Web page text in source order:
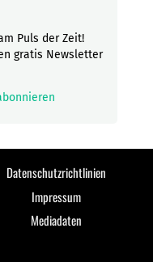
Puls der Zeit!
gratis Newsletter
Datenschutzrichtlinien
Impressum
Mediadaten